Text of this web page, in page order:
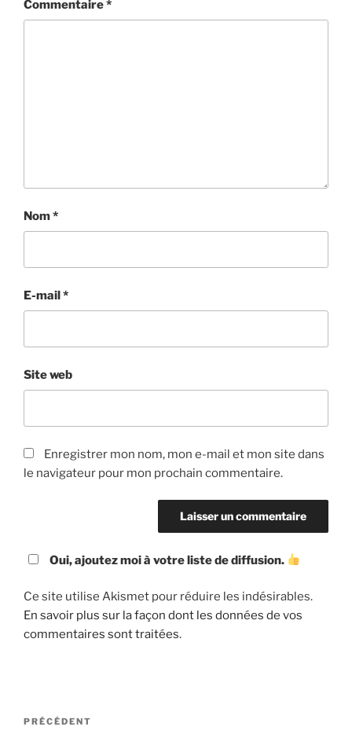
Commentaire*
Nom*
E-mail*
Site web
Enregistrer mon nom, mon e-mail et mon site dans
le navigateur pour mon prochain commentaire.
Oui, ajoutez moi à votre liste de diffusion.
Ce site utilise Akismet pour réduire les indésirables.
En savoir plus sur la façon dont les données de vos
commentaires sont traitées.
Navigation
Article
PRÉCÉDENT